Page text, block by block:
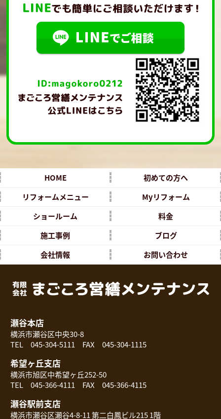
HOME
初めての方へ
リフォームメニュー
Myリフォーム
ショールーム
料金
施工事例
ブログ
会社情報
お問い合わせ
瀬谷本店
横浜市瀬谷区中央30-8
TEL 045-304-5111 FAX 045-304-1115
希望ヶ丘支店
横浜市旭区中希望ヶ丘252-50
TEL 045-366-4111 FAX 045-366-4115
瀬谷駅前支店
横浜市瀬谷区瀬谷4-8-11 第二白鳳ビル215 1階